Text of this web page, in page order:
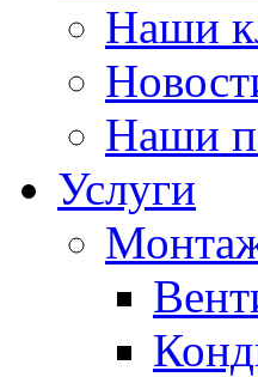
Наши
Наши
Услуги